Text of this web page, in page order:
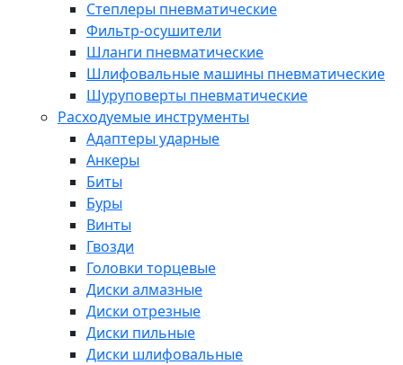
Степлеры пневматические
Фильтр-осушители
Шланги пневматические
Шлифовальные машины пневматические
Шуруповерты пневматические
Расходуемые инструменты
Адаптеры ударные
Анкеры
Биты
Буры
Винты
Гвозди
Головки торцевые
Диски алмазные
Диски отрезные
Диски пильные
Диски шлифовальные